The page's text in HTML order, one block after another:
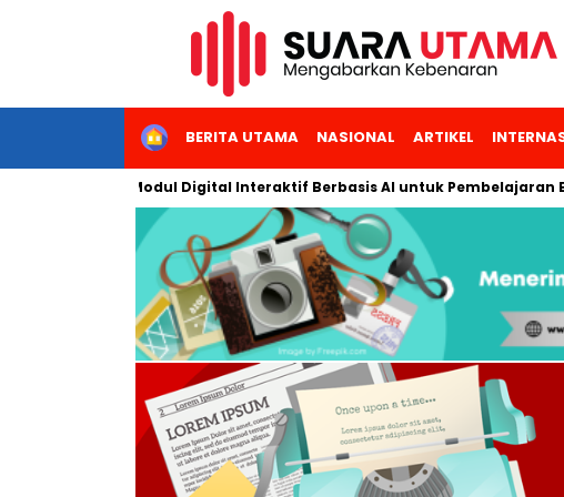
HOMEBERITA UTAMA NASIONAL ARTIKEL
Modul Digital Interaktif Berbasis AI untuk Pembelajaran